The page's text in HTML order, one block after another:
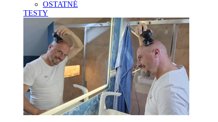
OSTATNÉ
TESTY